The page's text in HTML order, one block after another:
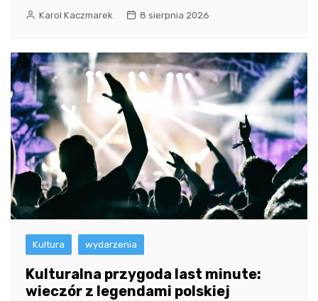
Karol Kaczmarek 8 sierpnia 2026
Kultura wydarzenia
Kulturalna przygoda last minute:
wieczór z legendami polskiej